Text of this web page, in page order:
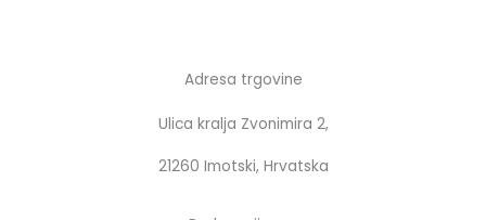
Adresa trgovine
Ulica kralja Zvonimira 2,
21260 Imotski, Hrvatska